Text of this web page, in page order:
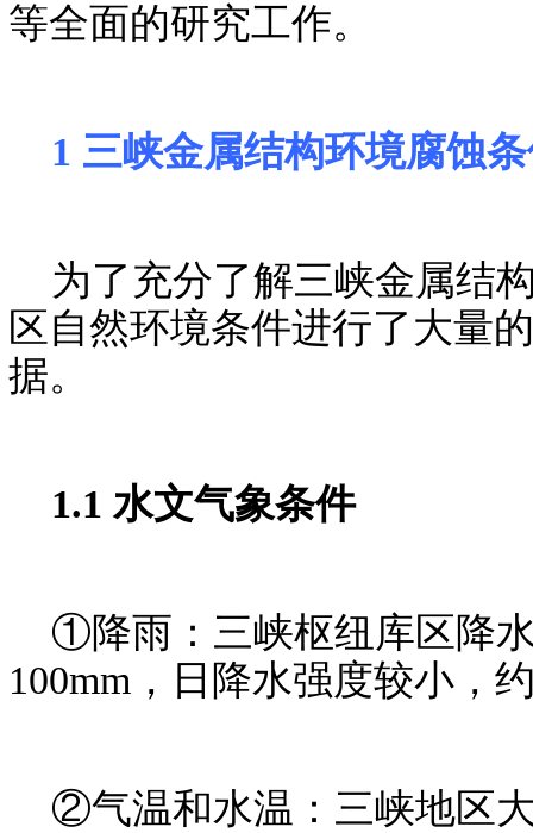
等全面的研究工作。
1 三峡金属结构环境腐蚀
为了充分了解三峡金属结
区自然环境条件进行了大量
据。
1.1 水文气象条件
①降雨：三峡枢纽库区降水
100mm，日降水强度较小，
②气温和水温：三峡地区